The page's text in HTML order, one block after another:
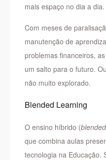
mais espaço no dia a dia.
Com meses de
manutenção de
problemas financeiros,
um salto para o futuro.
não muito explorado.
Blended Learning
O ensino híbrido (
que combina aulas
tecnologia na Educação.